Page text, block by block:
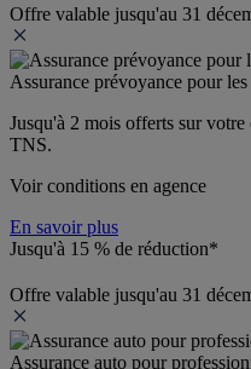
Offre valable jusqu'au 31
Assurance prévoyance pour
Jusqu'à 2 mois offerts sur votre
TNS.
Voir conditions en agence
En savoir plus
Jusqu'à 15 % de réduction*
Offre valable jusqu'au 31
Assurance auto pour